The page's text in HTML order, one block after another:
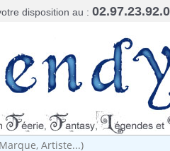
disposition au :